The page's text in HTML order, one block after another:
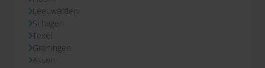
Leeuwarden
Schagen
Texel
Groningen
Assen